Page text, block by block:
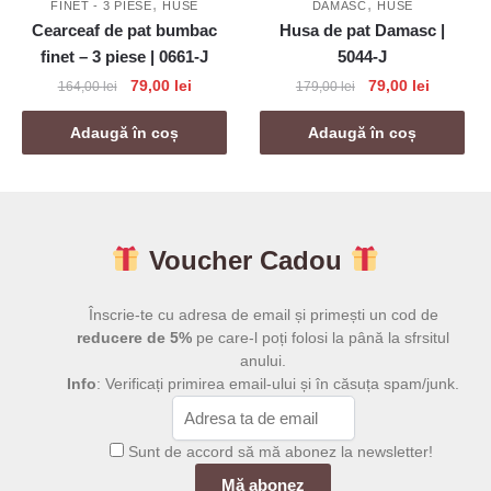
FINET - 3 PIESE HUSE
Cearceaf de pat bumbac
finet – 3 piese | 0661-J
164,00lei
Prețul
inițial
a
fost:
79,00 leiPrețul
curent
79,00 lei.
Adaugă în coș
DAMASC HUSE
Husa de pat Damasc |
5044-J
179,00lei
Prețul
inițial
a
fost:
79,00 leiPrețul
curent
79,00 lei.
Adaugă în coș
Voucher Cadou
Înscrie-te cu adresa de email și primești un cod de
reducere de 5% pe care-l poți folosi la până la sfrsitul
anului.
Info: Verificați primirea email-ului și în căsuța spam/junk.
Sunt de accord să mă abonez la newsletter!